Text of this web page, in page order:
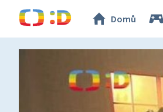
Domů